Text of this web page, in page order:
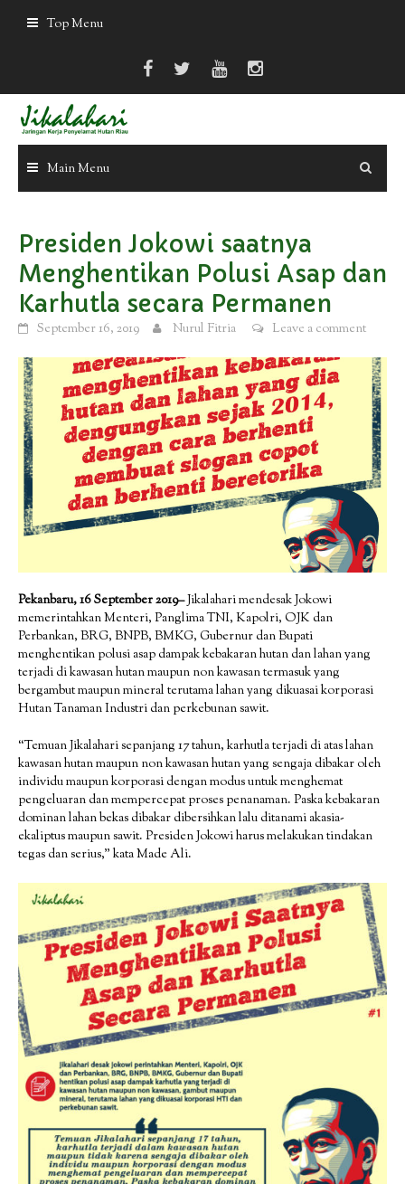
Top Menu
Main Menu
Presiden Jokowi saatnya
Menghentikan Polusi Asap dan
Karhutla secara Permanen
September 16, 2019 Nurul Fitria Leave a comment
Pekanbaru, 16 September 2019–Jikalahari mendesak Jokowi
memerintahkan Menteri, Panglima TNI, Kapolri, OJK dan
Perbankan, BRG, BNPB, BMKG, Gubernur dan Bupati
menghentikan polusi asap dampak kebakaran hutan dan lahan yang
terjadi di kawasan hutan maupun non kawasan termasuk yang
bergambut maupun mineral terutama lahan yang dikuasai korporasi
Hutan Tanaman Industri dan perkebunan sawit.
“Temuan Jikalahari sepanjang 17 tahun, karhutla terjadi di atas lahan
kawasan hutan maupun non kawasan hutan yang sengaja dibakar oleh
individu maupun korporasi dengan modus untuk menghemat
pengeluaran dan mempercepat proses penanaman. Paska kebakaran
dominan lahan bekas dibakar dibersihkan lalu ditanami akasia-
ekaliptus maupun sawit. Presiden Jokowi harus melakukan tindakan
tegas dan serius,” kata Made Ali.